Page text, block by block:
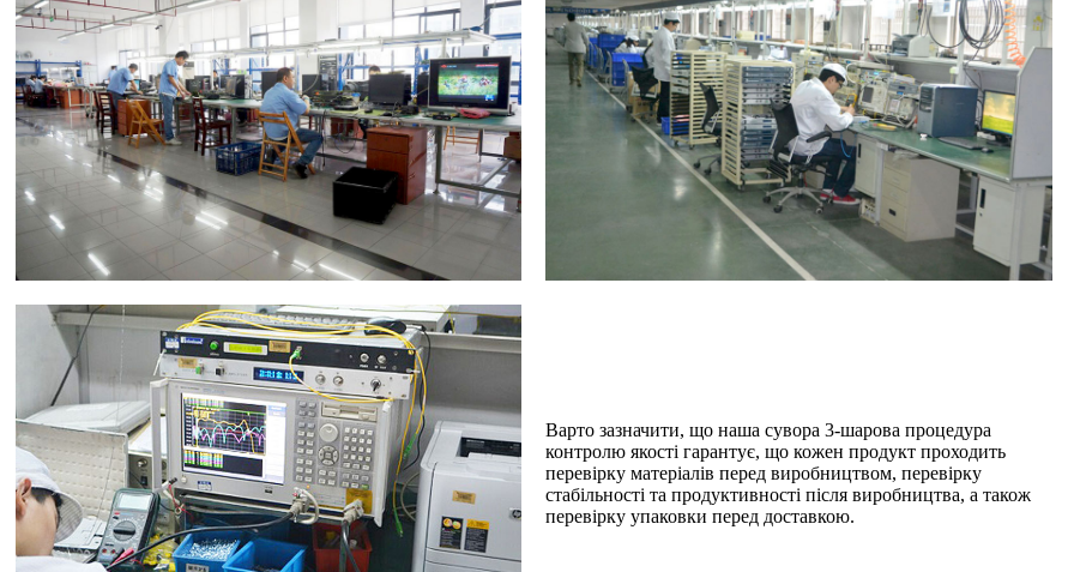
Варто зазначити, що наша сувора 3-шарова процедура
контролю якості гарантує, що кожен продукт проходить
перевірку матеріалів перед виробництвом, перевірку
стабільності та продуктивності після виробництва, а також
перевірку упаковки перед доставкою.